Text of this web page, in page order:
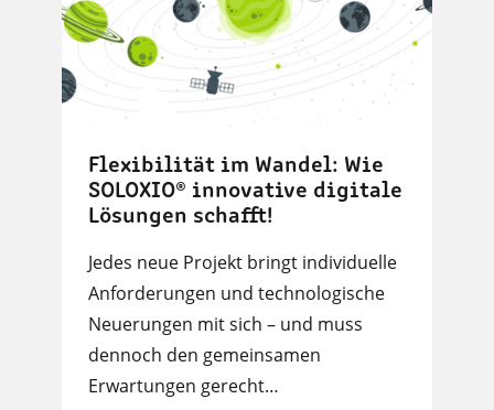
Flexibilität im Wandel: Wie
SOLOXIO® innovative digitale
Lösungen schafft!
Jedes neue Projekt bringt individuelle
Anforderungen und technologische
Neuerungen mit sich – und muss
dennoch den gemeinsamen
Erwartungen gerecht…